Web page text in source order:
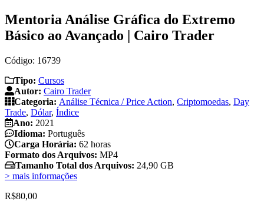
Mentoria Análise Gráfica do Extremo
Básico ao Avançado | Cairo Trader
Código: 16739
Tipo: Cursos
Autor: Cairo Trader
Categoria: Análise Técnica / Price Action, Criptomoedas, Day
Trade, Dólar, Índice
Ano: 2021
Idioma: Português
Carga Horária: 62 horas
Formato dos Arquivos: MP4
Tamanho Total dos Arquivos: 24,90 GB
> mais informações
R$80,00